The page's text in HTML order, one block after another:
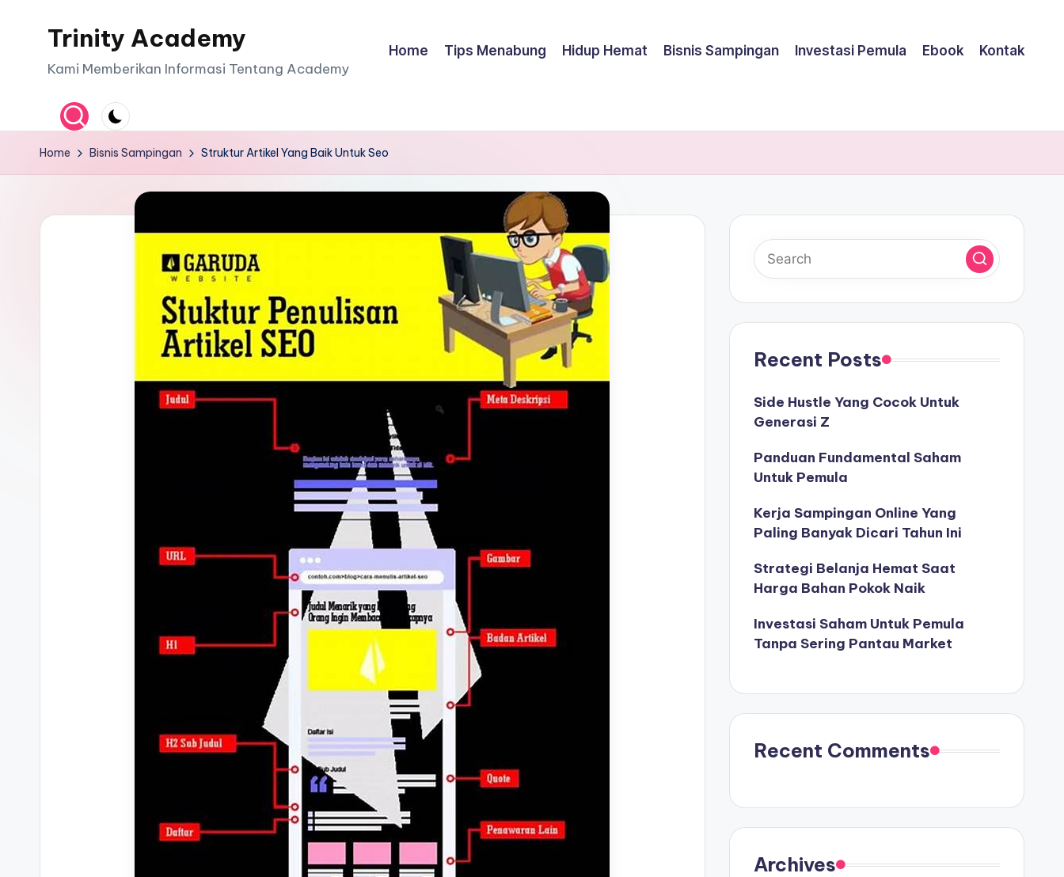
Trinity Academy
Kami Memberikan Informasi Tentang Academy
Home Tips Menabung Hidup Hemat Bisnis Sampingan Investasi Pemula Ebook Kontak
Home Bisnis Sampingan Struktur Artikel Yang Baik Untuk Seo
Recent Posts
Side Hustle Yang Cocok Untuk
Generasi Z
Panduan Fundamental Saham
Untuk Pemula
Kerja Sampingan Online Yang
Paling Banyak Dicari Tahun Ini
Strategi Belanja Hemat Saat
Harga Bahan Pokok Naik
Investasi Saham Untuk Pemula
Tanpa Sering Pantau Market
Recent Comments
Archives